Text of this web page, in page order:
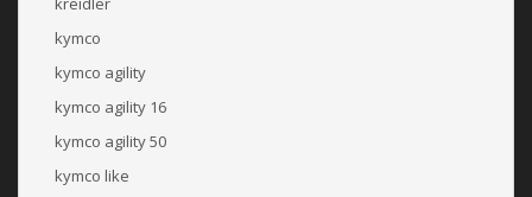
kymco
kymco agility
kymco agility 16
kymco agility 50
kymco like